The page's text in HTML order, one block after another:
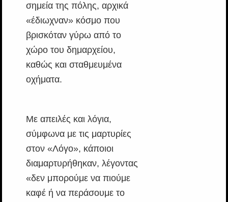
σημεία της πόλης, αρχικά
«έδιωχναν» κόσμο που
βρισκόταν γύρω από το
χώρο του δημαρχείου,
καθώς και σταθμευμένα
οχήματα.
Με απειλές και λόγια,
σύμφωνα με τις μαρτυρίες
στον «Λόγο», κάποιοι
διαμαρτυρήθηκαν, λέγοντας
«δεν μπορούμε να πιούμε
καφέ ή να περάσουμε το